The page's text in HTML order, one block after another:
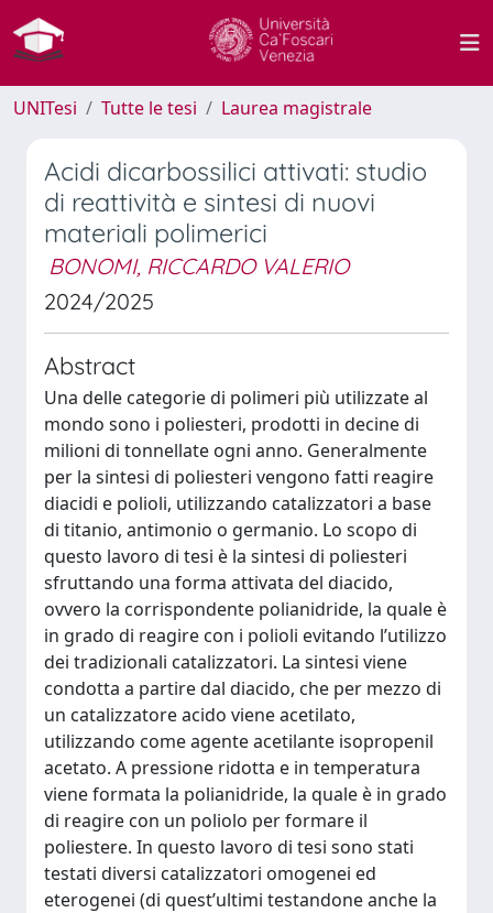
UNITesi Tutte le tesi Laurea magistrale
Acidi dicarbossilici attivati: studio
di reattività e sintesi di nuovi
materiali polimerici
BONOMI, RICCARDO VALERIO
2024/2025
Abstract
Una delle categorie di polimeri più utilizzate al
mondo sono i poliesteri, prodotti in decine di
milioni di tonnellate ogni anno. Generalmente
per la sintesi di poliesteri vengono fatti reagire
diacidi e polioli, utilizzando catalizzatori a base
di titanio, antimonio o germanio. Lo scopo di
questo lavoro di tesi è la sintesi di poliesteri
sfruttando una forma attivata del diacido,
ovvero la corrispondente polianidride, la quale è
in grado di reagire con i polioli evitando l’utilizzo
dei tradizionali catalizzatori. La sintesi viene
condotta a partire dal diacido, che per mezzo di
un catalizzatore acido viene acetilato,
utilizzando come agente acetilante isopropenil
acetato. A pressione ridotta e in temperatura
viene formata la polianidride, la quale è in grado
di reagire con un poliolo per formare il
poliestere. In questo lavoro di tesi sono stati
testati diversi catalizzatori omogenei ed
eterogenei (di quest’ultimi testandone anche la